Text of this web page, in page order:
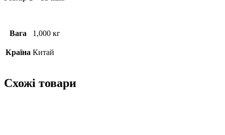
Вага 1,000 кг
Країна Китай
Схожі товари